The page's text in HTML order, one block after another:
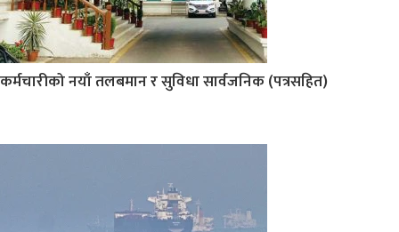
कर्मचारीको नयाँ तलबमान र सुविधा सार्वजनिक (पत्रसहित)